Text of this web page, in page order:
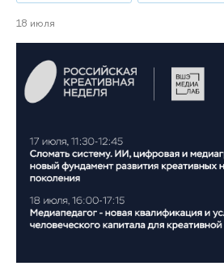
18 июля